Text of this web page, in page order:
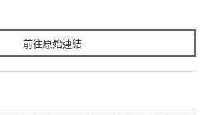
前往原始連結